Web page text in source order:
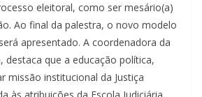
eleitoral, como ser mesário(a)
Ao final da palestra, o novo modelo
apresentado. A coordenadora da
destaca que a educação política,
missão institucional da Justiça